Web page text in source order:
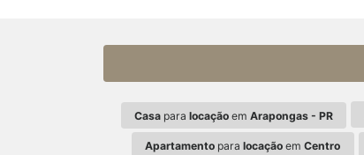
Casa paralocação emArapongas - PR
Apartamento paralocação emCentro